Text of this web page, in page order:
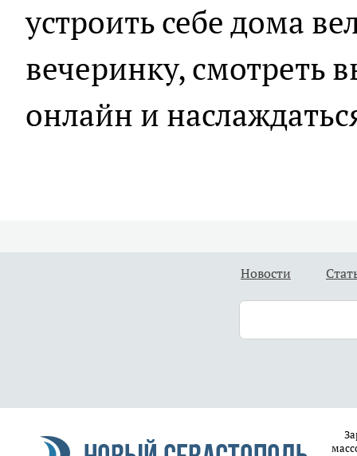
устроить себе дома
вечеринку, смотреть
онлайн и
Новости